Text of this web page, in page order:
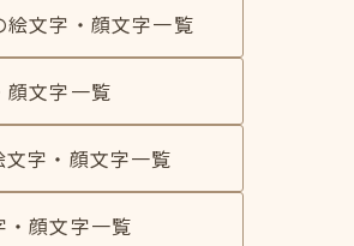
絵文字・顔文字一覧
顔文字一覧
字・顔文字一覧
顔文字一覧